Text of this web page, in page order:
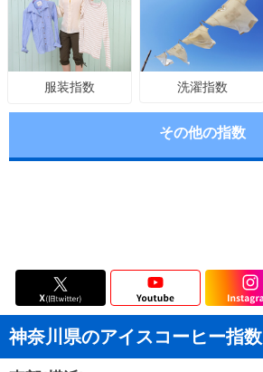
服装指数 洗濯指数
その他の指数
神奈川県のアイスコーヒー指数